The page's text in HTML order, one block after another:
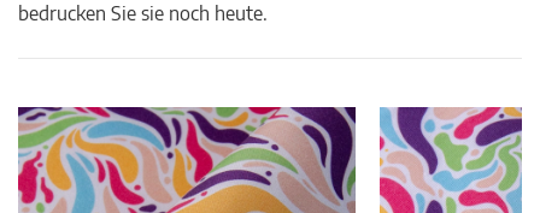
bedrucken Sie sie noch heute.